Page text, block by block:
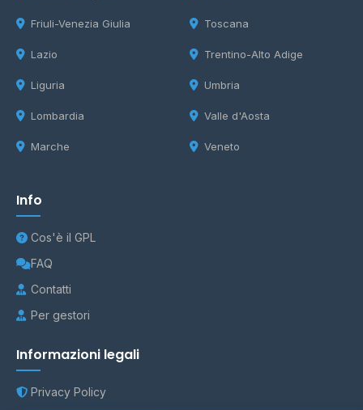
Friuli-Venezia Giulia
Lazio
Liguria
Lombardia
Marche
Toscana
Trentino-Alto Adige
Umbria
Valle d'Aosta
Veneto
Info
Cos'è il GPL
FAQ
Contatti
Per gestori
Informazioni legali
Privacy Policy